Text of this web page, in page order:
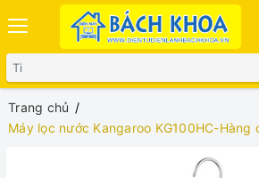
Trang chủ
Máy lọc nước Kangaroo KG100HC-Hàng